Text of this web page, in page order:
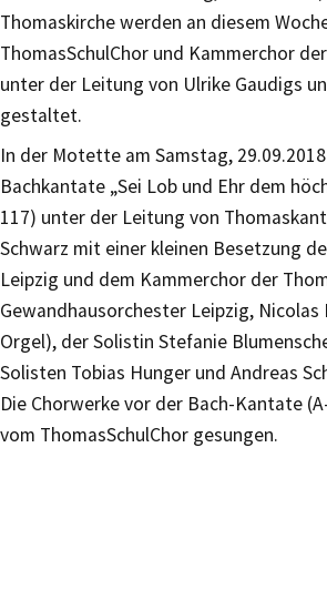
Thomaskirche werden an diesem
ThomasSchulChor und Kammerchor
unter der Leitung von Ulrike Gaudigs
gestaltet.
In der Motette am Samstag,
Bachkantate „Sei Lob und Ehr dem
117) unter der Leitung von
Schwarz mit einer kleinen Besetzung
Leipzig und dem Kammerchor der
Gewandhausorchester Leipzig,
Orgel), der Solistin Stefanie
Solisten Tobias Hunger und Andreas
Die Chorwerke vor der Bach-Kantate
vom ThomasSchulChor gesungen.